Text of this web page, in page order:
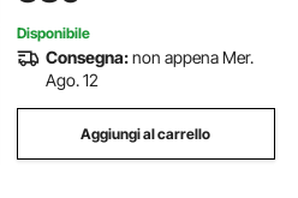
Disponibile
Consegna:non appena Mer.
Ago. 12
Aggiungi al carrello